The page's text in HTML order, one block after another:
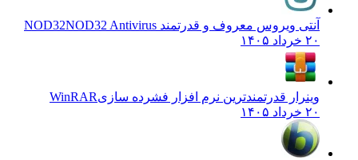
آنتی ویروس معروف و قدرتمند NOD32 NOD32 Antivirus
۲۰ خرداد ۱۴۰۵
وینرار قدرتمندترین نرم افزار فشرده سازیWinRAR
۲۰ خرداد ۱۴۰۵